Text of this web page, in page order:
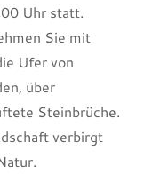
Uhr statt.
Sie mit
Ufer von
über
Steinbrüche.
verbirgt